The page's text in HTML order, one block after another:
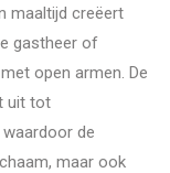
maaltijd creëert
gastheer of
open armen. De
uit tot
de
maar ook